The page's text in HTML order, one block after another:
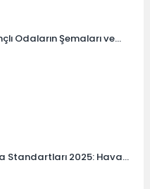
Odaların Şemaları ve
Standartları 2025: Hava
Dengeleri